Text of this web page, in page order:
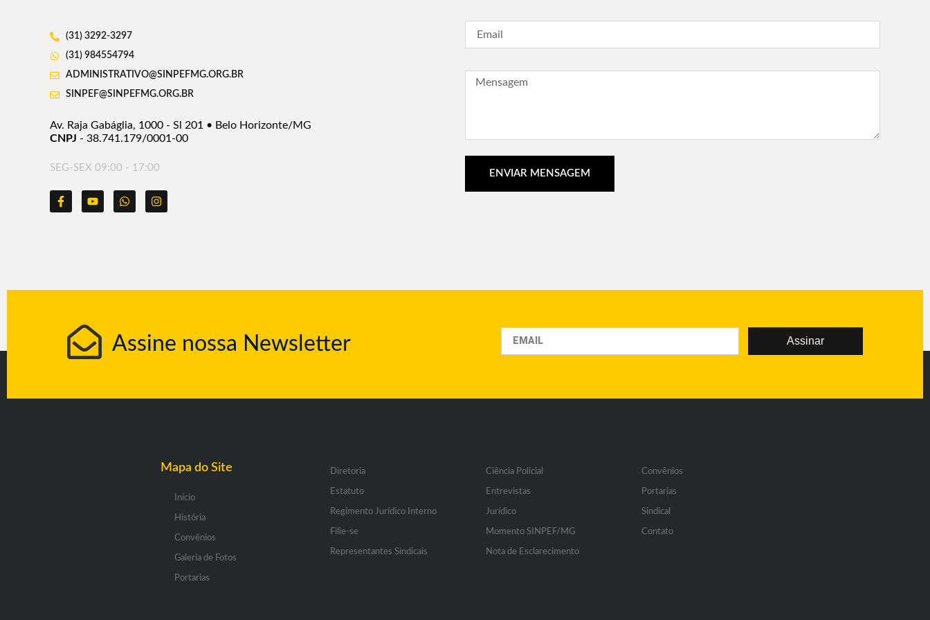
(31) 3292-3297
(31) 984554794
ADMINISTRATIVO@SINPEFMG.ORG.BR
SINPEF@SINPEFMG.ORG.BR
Av. Raja Gabáglia, 1000 - Sl 201 • Belo Horizonte/MG
CNPJ - 38.741.179/0001-00
SEG-SEX 09:00 - 17:00 ENVIAR MENSAGEM
Assine nossa Newsletter Assinar
Mapa do Site
Início
História
Convênios
Galeria de Fotos
Portarias
Diretoria
Estatuto
Regimento Jurídico Interno
Filie-se
Representantes Sindicais
Ciência Policial
Entrevistas
Jurídico
Momento SINPEF/MG
Nota de Esclarecimento
Convênios
Portarias
Sindical
Contato